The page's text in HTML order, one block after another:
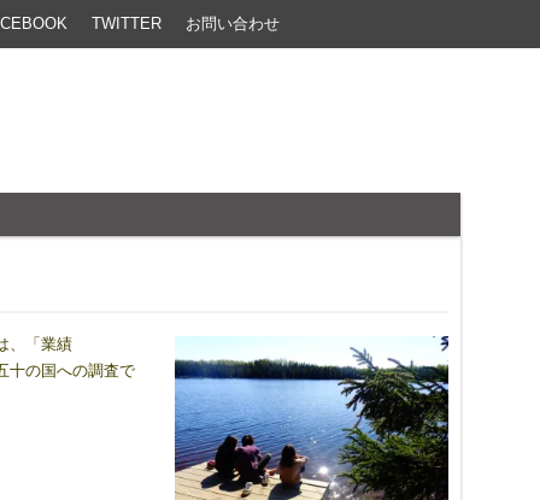
TWITTER お問い合わせ
、「業績
十の国への調査で